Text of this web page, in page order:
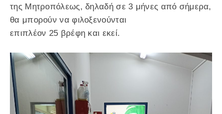
της Μητροπόλεως, δηλαδή σε 3 μήνες από σήμερα,
θα μπορούν να φιλοξενούνται
επιπλέον 25 βρέφη και εκεί.